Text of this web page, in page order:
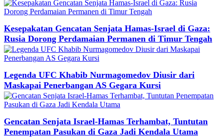
Kesepakatan Gencatan Senjata Hamas-Israel di Gaza:
Rusia Dorong Perdamaian Permanen di Timur Tengah
Legenda UFC Khabib Nurmagomedov Diusir dari
Maskapai Penerbangan AS Gegara Kursi
Gencatan Senjata Israel-Hamas Terhambat, Tuntutan
Penempatan Pasukan di Gaza Jadi Kendala Utama